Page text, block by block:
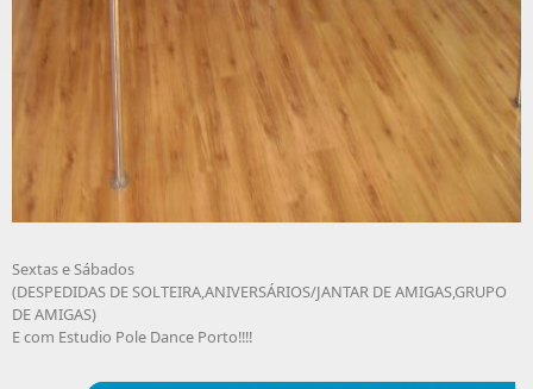
Sextas e Sábados
(DESPEDIDAS DE SOLTEIRA,ANIVERSÁRIOS/JANTAR DE AMIGAS,GRUPO
DE AMIGAS)
E com Estudio Pole Dance Porto!!!!